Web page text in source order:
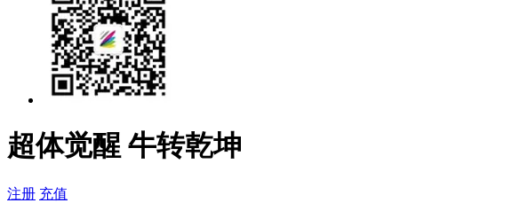
超体觉醒 牛转乾坤
注册 充值